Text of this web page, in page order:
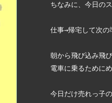
ちなみに、今日の
仕事→帰宅して次
朝から飛び込み飛
電車に乗るために
今日だけ売れっ子